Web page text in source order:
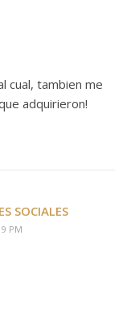
cual, tambien me
adquirieron!
SOCIALES
PM